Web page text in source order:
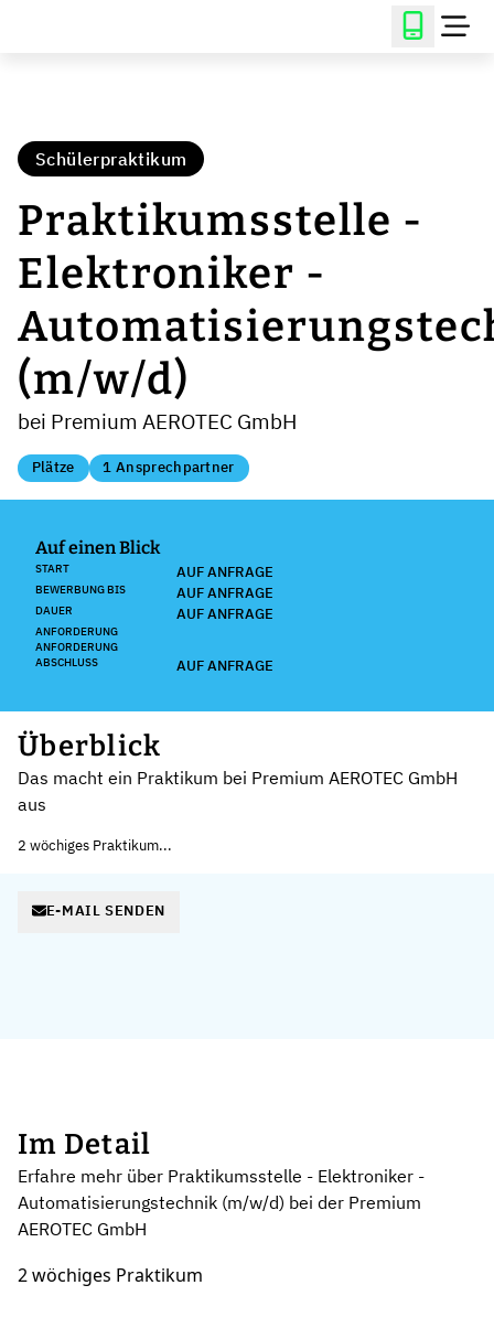
Schülerpraktikum
Praktikumsstelle -
Elektroniker -
(m/w/d)
bei Premium AEROTEC GmbH
Plätze 1 Ansprechpartner
Auf einen Blick
START AUF ANFRAGE
BEWERBUNG BIS AUF ANFRAGE
DAUER AUF ANFRAGE
ANFORDERUNG
ANFORDERUNG
ABSCHLUSS
AUF ANFRAGE
Überblick
Das macht ein Praktikum bei Premium AEROTEC GmbH
aus
2 wöchiges Praktikum...
E-MAIL SENDEN
Im Detail
Erfahre mehr über Praktikumsstelle - Elektroniker -
Automatisierungstechnik (m/w/d) bei der Premium
AEROTEC GmbH
2 wöchiges Praktikum